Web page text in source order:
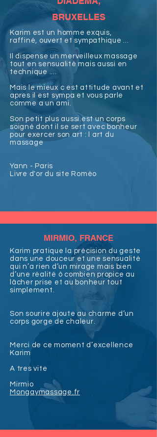
BRUXELLES
Karim est un homme exquis,
raffiné, ouvert et sympathique ...
Il dispense un merveilleux massage
tout en sensualité mais aussi en
technique ....
Mais le mieux c est attitude avant et
apres il est sympa et vous parle
comme a un ami.
Son petit plus aussi.est un corps
soigné dont il se sert avec bonheur
pour exercer son art : l art du
massage
Yann - Paris
Livre d'or du site Roméo
MIRMIO, FRANCE
Karim pratique la précision du geste
dans une douceur et une sensualité
qui n’a rien d’un mirage mais bien
d’une réalité ô combien propice au
lâcher prise et au bonheur tout
simplement.
Son sourire ajoute au charme d’un
corps gorge de chaleur.
Merci de ce moment d’excellence
Karim
A tres vite
Mirmio
Mongaymassage.fr